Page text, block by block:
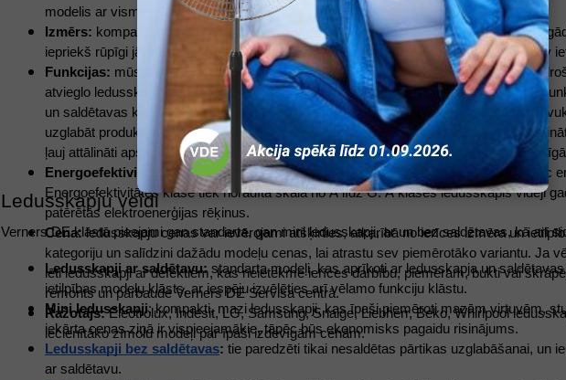
modelis ar vismaz 200 litru ietilpību.
Izmērs: kompakti, mini ledusskapji piemēroti nelieliem studio tipa dzīvokļiem, taču
iepriekš rūpīgi jāizvērtē tā izmērs un novietojums virtuvē. Atceries, ka ledusskapi nav
Funkcijas: mūsdienās ledusskapji ir aprīkoti ar plašu funkciju klāstu, kas ne tikai
atvieglo ledusskapja lietošanu. Piemēram, No Frost un automātiskās atkausēšanas
un saldētavas kameras sienām un ļauj aizmirst par manuālu ierīces atsaldēšanu.
uzglabāt produktus svaigus. Pieejami arī īpaši inovatīvi modeļi ar iebūvētu Wi-Fi
ļauj attālināti apskatīt ledusskapja saturu, ūdens un ledus dozatoru un citām
Energoefektivitāte:
ledusskapis ir tā elektroierīce, kas darbojas visu diennakti, tāpēc
Energoefektivitātes klase tiek norādīta skalā no A līdz G. A klases ledusskapis vidēji
patērētās elektroenerģijas rēķinus.
Cena: ledusskapju cenas var ievērojami atšķirties, atkarībā no ierīces izmēra un
kategoriju un salīdzini dažādu modeļu cenas, lai atrastu sev piemērotāko variantu. Ja
lēti ledusskapji ar defektiem, kas neietekmē ierīces darbību, piemēram, bukti vai
remonts un pārbaude Verners DE Servisa centrā.
Ražotājs: Electrolux, Indesit, LG, Samsung, Snaige, Liebherr, Beko, Whirlpool
iecienītāko zīmolu modeļi par īpaši izdevīgām cenām.
Ledusskapju veidi
Verners DE klāstā pieejami gan standarta, gan mini ledusskapji, ar un bez saldētavas, kā arī
Ledusskapji ar saldētavu: standarta modeļi, kas aprīkoti ar ledusskapja un
ietilpības modeļu klāsts, ar iespēju izvēlēties arī vēlamo funkciju klāstu.
Mini ledusskapji: kompakti, mazi ledusskapji, kas īpaši piemēroti mazām virtuvēm,
iekārta cenas ziņā ir vispieejamākie, tāpēc būs ekonomisks pagaidu risinājums.
Ledusskapji bez saldētavas: tie paredzēti tikai nesaldētas pārtikas uzglabāšanai, un
ar saldētavu.